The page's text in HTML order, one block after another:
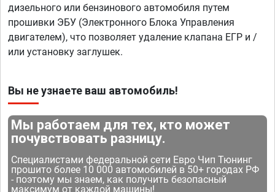
дизельного или бензинового автомобиля путем
прошивки ЭБУ (Электронного Блока Управления
двигателем), что позволяет удаление клапана ЕГР и /
или установку заглушек.
Вы не узнаете ваш автомобиль!
Мы работаем для тех, кто может
почувствовать разницу.
Специалистами федеральной сети Евро Чип Тюнинг
прошито более 10 000 автомобилей в 50+ городах РФ
- поэтому мы знаем, как получить безопасный
максимум от каждой машины!